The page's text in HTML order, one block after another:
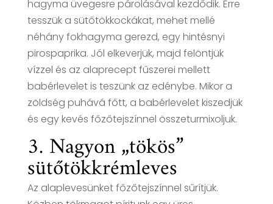
hagyma üvegesre párolásával kezdődik. Erre
tesszük a sütőtökkockákat, mehet mellé
néhány fokhagyma gerezd, egy hintésnyi
pirospaprika. Jól elkeverjük, majd felöntjük
vízzel és az alaprecept fűszerei mellett
babérlevelet is teszünk az edénybe. Mikor a
zöldség puhává főtt, a babérlevelet kiszedjük
és egy kevés főzőtejszínnel összeturmixoljuk.
3. Nagyon „tökös”
sütőtökkrémleves
Az alaplevesünket főzőtejszínnel sűrítjük.